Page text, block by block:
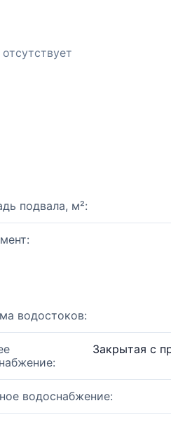
подвала, м²:
водостоков:
Закрытая с
водоснабжение: